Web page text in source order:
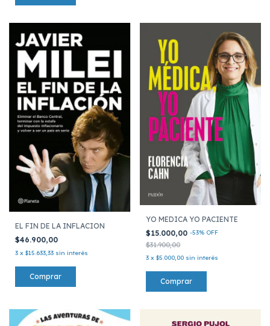
EL FIN DE LA INFLACION
$46.900,00
3 x $15.633,33 sin interés
YO MEDICA YO PACIENTE
$15.000,00 -53% OFF
$31.900,00
3 x $5.000,00 sin interés